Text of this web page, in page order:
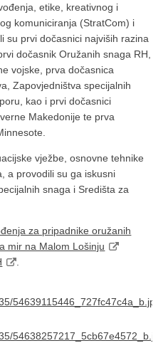
etike, kreativnog i
komuniciranja (StratCom) i
su prvi dočasnici najviših razina
dočasnik Oružanih snaga RH,
vojske, prva dočasnica
Zapovjedništva specijalnih
kao i prvi dočasnici
Makedonije te prva
vježbe, osnovne tehnike
a provodili su ga iskusni
snaga i Središta za
za pripadnike oružanih
mir na Malom Lošinju